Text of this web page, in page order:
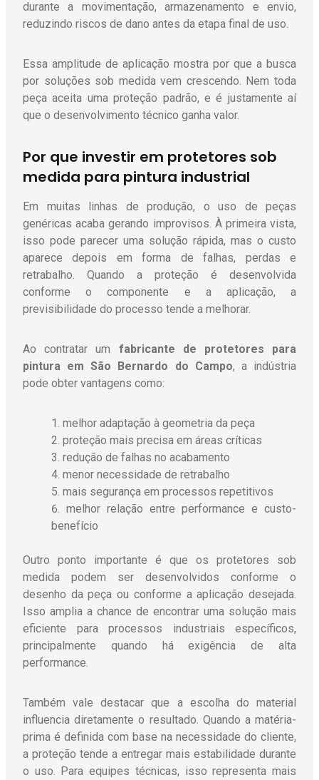
durante a movimentação, armazenamento e envio,
reduzindo riscos de dano antes da etapa final de uso.
Essa amplitude de aplicação mostra por que a busca
por soluções sob medida vem crescendo. Nem toda
peça aceita uma proteção padrão, e é justamente aí
que o desenvolvimento técnico ganha valor.
Por que investir em protetores sob
medida para pintura industrial
Em muitas linhas de produção, o uso de peças
genéricas acaba gerando improvisos. À primeira vista,
isso pode parecer uma solução rápida, mas o custo
aparece depois em forma de falhas, perdas e
retrabalho. Quando a proteção é desenvolvida
conforme o componente e a aplicação, a
previsibilidade do processo tende a melhorar.
Ao contratar um fabricante de protetores para
pintura em São Bernardo do Campo, a indústria
pode obter vantagens como:
melhor adaptação à geometria da peça
proteção mais precisa em áreas críticas
redução de falhas no acabamento
menor necessidade de retrabalho
mais segurança em processos repetitivos
melhor relação entre performance e custo-
benefício
Outro ponto importante é que os protetores sob
medida podem ser desenvolvidos conforme o
desenho da peça ou conforme a aplicação desejada.
Isso amplia a chance de encontrar uma solução mais
eficiente para processos industriais específicos,
principalmente quando há exigência de alta
performance.
Também vale destacar que a escolha do material
influencia diretamente o resultado. Quando a matéria-
prima é definida com base na necessidade do cliente,
a proteção tende a entregar mais estabilidade durante
o uso. Para equipes técnicas, isso representa mais